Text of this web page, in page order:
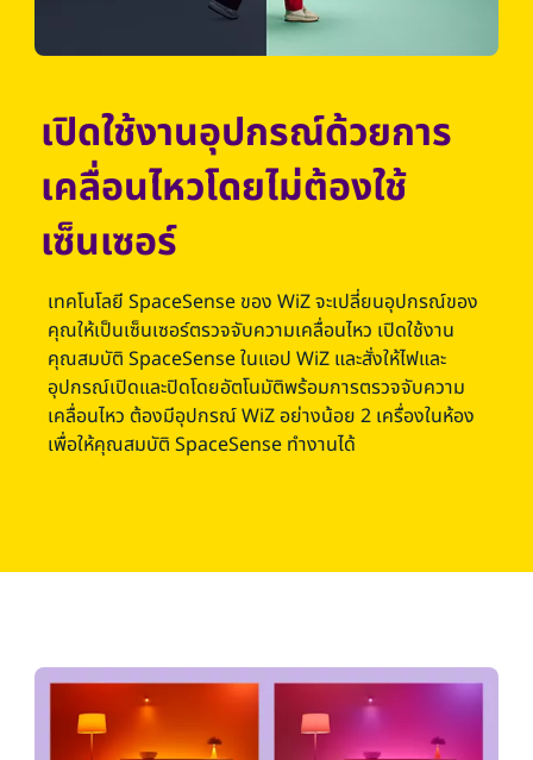
เปิดใช้งานอุปกรณ์ด้วยการ
เคลื่อนไหวโดยไม่ต้องใช้
เซ็นเซอร์
เทคโนโลยี SpaceSense ของ WiZ จะเปลี่ยนอุปกรณ์ของ
คุณให้เป็นเซ็นเซอร์ตรวจจับความเคลื่อนไหว เปิดใช้งาน
คุณสมบัติ SpaceSense ในแอป WiZ และสั่งให้ไฟและ
อุปกรณ์เปิดและปิดโดยอัตโนมัติพร้อมการตรวจจับความ
เคลื่อนไหว ต้องมีอุปกรณ์ WiZ อย่างน้อย 2 เครื่องในห้อง
เพื่อให้คุณสมบัติ SpaceSense ทำงานได้